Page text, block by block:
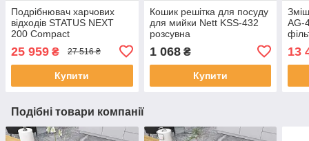
Подрібнювач харчових
відходів STATUS NEXT
200 Compact
25 959 ₴ 27 516 ₴
Купити
Кошик решітка для посуду
для мийки Nett KSS-432
розсувна
1 068₴
Купити
AG-
13
Подібні товари компанії